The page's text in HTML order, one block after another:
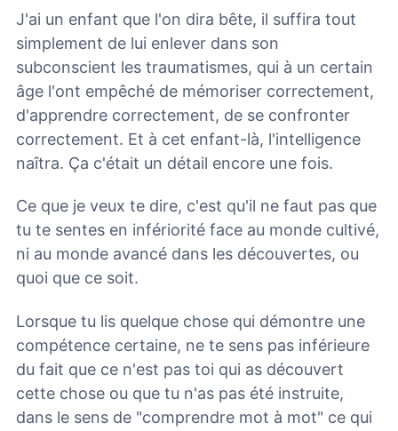
J'ai un enfant que l'on dira bête, il suffira tout
simplement de lui enlever dans son
subconscient les traumatismes, qui à un certain
âge l'ont empêché de mémoriser correctement,
d'apprendre correctement, de se confronter
correctement. Et à cet enfant-là, l'intelligence
naîtra. Ça c'était un détail encore une fois.
Ce que je veux te dire, c'est qu'il ne faut pas que
tu te sentes en infériorité face au monde cultivé,
ni au monde avancé dans les découvertes, ou
quoi que ce soit.
Lorsque tu lis quelque chose qui démontre une
compétence certaine, ne te sens pas inférieure
du fait que ce n'est pas toi qui as découvert
cette chose ou que tu n'as pas été instruite,
dans le sens de "comprendre mot à mot" ce qui